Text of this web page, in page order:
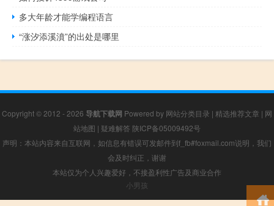
多大年龄才能学编程语言
“涨汐添溪濆”的出处是哪里
Copyright © 2012 - 2026 导航下载网 Powered by 网站分类目录 | 精选推荐文章 | 网
站地图 | 疑难解答 陕ICP备05009492号
声明：本站内容来自互联网，如信息有错误可发邮件到f_fb#foxmail.com说明，我们
会及时纠正，谢谢
本站仅为个人兴趣爱好，不接盈利性广告及商业合作
小男孩